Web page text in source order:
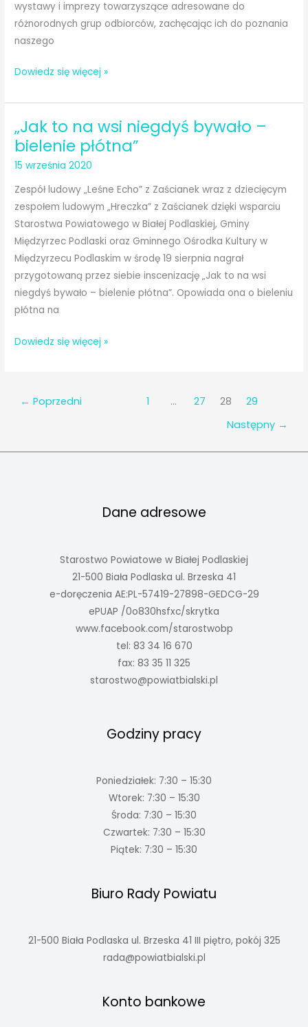
wystawy i imprezy towarzyszące adresowane do
różnorodnych grup odbiorców, zachęcając ich do poznania
naszego
Europejskie
Dziedzictwa
Dowiedz się więcej »
„Jak to na wsi niegdyś bywało –
bielenie płótna”
15 września 2020
Zespół ludowy „Leśne Echo” z Zaścianek wraz z dziecięcym
zespołem ludowym „Hreczka” z Zaścianek dzięki wsparciu
Starostwa Powiatowego w Białej Podlaskiej, Gminy
Międzyrzec Podlaski oraz Gminnego Ośrodka Kultury w
Międzyrzecu Podlaskim w środę 19 sierpnia nagrał
przygotowaną przez siebie inscenizację „Jak to na wsi
niegdyś bywało – bielenie płótna”. Opowiada ona o bieleniu
płótna na
„Jak
niegdyś
Dowiedz się więcej »
← Poprzedni 1 … 27 28
29
Następny →
Dane adresowe
Starostwo Powiatowe w Białej Podlaskiej
21-500 Biała Podlaska ul. Brzeska 41
e-doręczenia AE:PL-57419-27898-GEDCG-29
ePUAP /0o830hsfxc/skrytka
www.facebook.com/starostwobp
tel: 83 34 16 670
fax: 83 35 11 325
starostwo@powiatbialski.pl
Godziny pracy
Poniedziałek: 7:30 – 15:30
Wtorek: 7:30 – 15:30
Środa: 7:30 – 15:30
Czwartek: 7:30 – 15:30
Piątek: 7:30 – 15:30
Biuro Rady Powiatu
21-500 Biała Podlaska ul. Brzeska 41 III piętro, pokój 325
rada@powiatbialski.pl
Konto bankowe